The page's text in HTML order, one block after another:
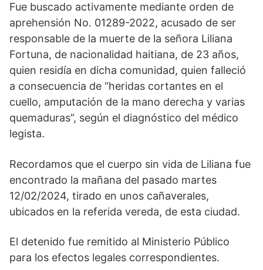
Fue buscado activamente mediante orden de
aprehensión No. 01289-2022, acusado de ser
responsable de la muerte de la señora Liliana
Fortuna, de nacionalidad haitiana, de 23 años,
quien residía en dicha comunidad, quien falleció
a consecuencia de “heridas cortantes en el
cuello, amputación de la mano derecha y varias
quemaduras”, según el diagnóstico del médico
legista.
Recordamos que el cuerpo sin vida de Liliana fue
encontrado la mañana del pasado martes
12/02/2024, tirado en unos cañaverales,
ubicados en la referida vereda, de esta ciudad.
El detenido fue remitido al Ministerio Público
para los efectos legales correspondientes.